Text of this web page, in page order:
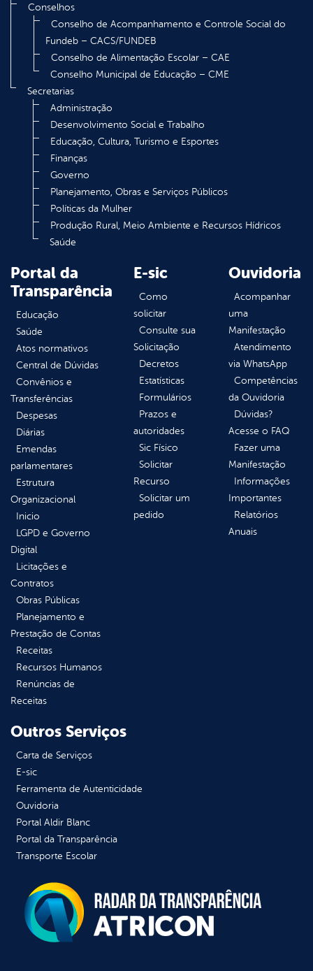
Conselhos
Conselho de Acompanhamento e Controle Social do
Fundeb – CACS/FUNDEB
Conselho de Alimentação Escolar – CAE
Conselho Municipal de Educação – CME
Secretarias
Administração
Desenvolvimento Social e Trabalho
Educação, Cultura, Turismo e Esportes
Finanças
Governo
Planejamento, Obras e Serviços Públicos
Políticas da Mulher
Produção Rural, Meio Ambiente e Recursos Hídricos
Saúde
Portal da
Transparência
Educação
Saúde
Atos normativos
Central de Dúvidas
Convênios e
Transferências
Despesas
Diárias
Emendas
parlamentares
Estrutura
Organizacional
Inicio
LGPD e Governo
Digital
Licitações e
Contratos
Obras Públicas
Planejamento e
Prestação de Contas
Receitas
Recursos Humanos
Renúncias de
Receitas
E-sic
Como
solicitar
Consulte sua
Solicitação
Decretos
Estatísticas
Formulários
Prazos e
autoridades
Sic Físico
Solicitar
Recurso
Solicitar um
pedido
Ouvidoria
Acompanhar
uma
Manifestação
Atendimento
via WhatsApp
Competências
da Ouvidoria
Dúvidas?
Acesse o FAQ
Fazer uma
Manifestação
Informações
Importantes
Relatórios
Anuais
Outros Serviços
Carta de Serviços
E-sic
Ferramenta de Autenticidade
Ouvidoria
Portal Aldir Blanc
Portal da Transparência
Transporte Escolar